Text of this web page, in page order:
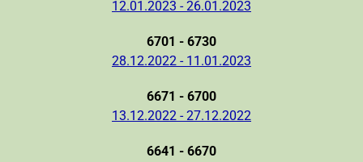
12.01.2023 - 26.01.2023
6701 - 6730
28.12.2022 - 11.01.2023
6671 - 6700
13.12.2022 - 27.12.2022
6641 - 6670